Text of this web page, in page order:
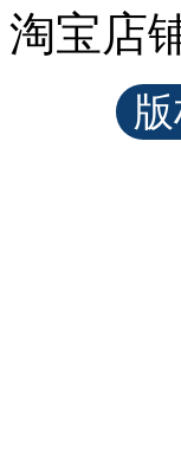
淘宝店